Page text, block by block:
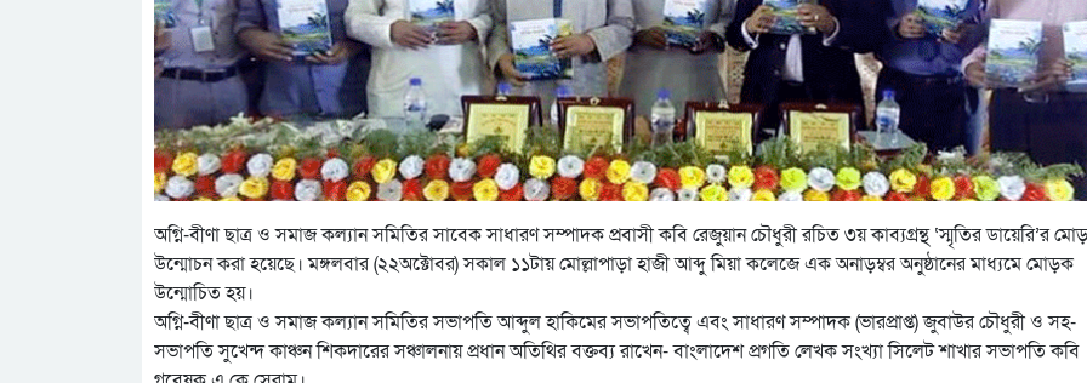
অগ্নি-বীণা ছাত্র ও সমাজ কল্যান সমিতির সাবেক সাধারণ সম্পাদক প্রবাসী কবি রেজুয়ান চৌধুরী রচিত ৩য় কাব্যগ্রন্থ ‘স্মৃতির ডায়েরি’র
উন্মোচন করা হয়েছে। মঙ্গলবার (২২অক্টোবর) সকাল ১১টায় মোল্লাপাড়া হাজী আব্দু মিয়া কলেজে এক অনাড়ম্বর অনুষ্ঠানের মাধ্যমে মোড়ক
উন্মোচিত হয়।
অগ্নি-বীণা ছাত্র ও সমাজ কল্যান সমিতির সভাপতি আব্দুল হাকিমের সভাপতিত্বে এবং সাধারণ সম্পাদক (ভারপ্রাপ্ত) জুবাউর চৌধুরী ও সহ-
সভাপতি সুখেন্দ কাঞ্চন শিকদারের সঞ্চালনায় প্রধান অতিথির বক্তব্য রাখেন- বাংলাদেশ প্রগতি লেখক সংখ্যা সিলেট শাখার সভাপতি কবি